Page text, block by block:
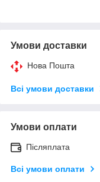
Умови доставки
Нова Пошта
Всі умови доставки
Умови оплати
Післяплата
Всі умови оплати